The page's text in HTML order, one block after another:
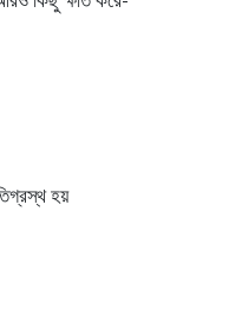
হয়